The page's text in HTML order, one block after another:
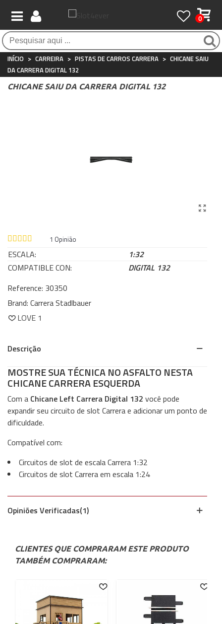
0
Atendimento ao Cliente
Whatsapp+34 697 854 500
Frete grátis / 24 horas
Para compras acima de €90
Pagamento 100% seguro
Compras seguras com SSL o tempo todo
INÍCIO > CARREIRA > PISTAS DE CARROS CARRERA > CHICANE SAIU
DA CARRERA DIGITAL 132
CHICANE SAIU DA CARRERA DIGITAL 132
1 Opinião
ESCALA:
1:32
COMPATIBLE CON:
DIGITAL 132
Reference: 30350
Brand: Carrera Stadlbauer
LOVE 1
Descrição
MOSTRE SUA TÉCNICA NO ASFALTO NESTA
CHICANE CARRERA ESQUERDA
Com a Chicane Left Carrera Digital 132 você pode
expandir seu circuito de slot Carrera e adicionar um ponto de
dificuldade.
Compatível com:
Circuitos de slot de escala Carrera 1:32
Circuitos de slot Carrera em escala 1:24
Opiniões Verificadas(1)
CLIENTES QUE COMPRARAM ESTE PRODUTO
TAMBÉM COMPRARAM: